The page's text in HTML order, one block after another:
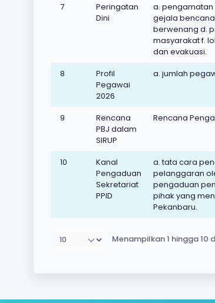
7
Peringatan
Dini
a.
gejala
berwenang d.
masyarakat f.
dan evakuasi.
8
Profil
Pegawai
2026
a. jumlah
9
Rencana
PBJ dalam
SIRUP
Rencana
10
Kanal
Pengaduan
Sekretariat
PPID
a. tata cara
pelanggaran
pengaduan
pihak yang
Pekanbaru.
Menampilkan 1 hingga 10